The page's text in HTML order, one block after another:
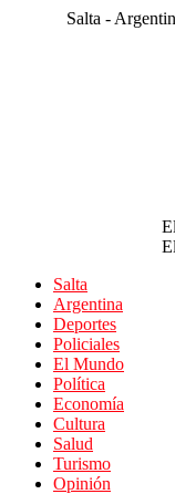
Salta -
Salta
Argentina
Deportes
Policiales
El Mundo
Política
Economía
Cultura
Salud
Turismo
Opinión